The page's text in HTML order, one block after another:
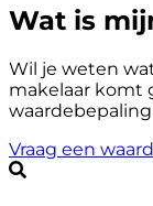
Wat is
Wil je weten
makelaar komt
Vraag een